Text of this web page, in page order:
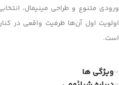
ورودی متنوع و طراحی مینیمال،
اولویت اول آن‌ها ظرفیت واقعی در
است.
ویژگی ها